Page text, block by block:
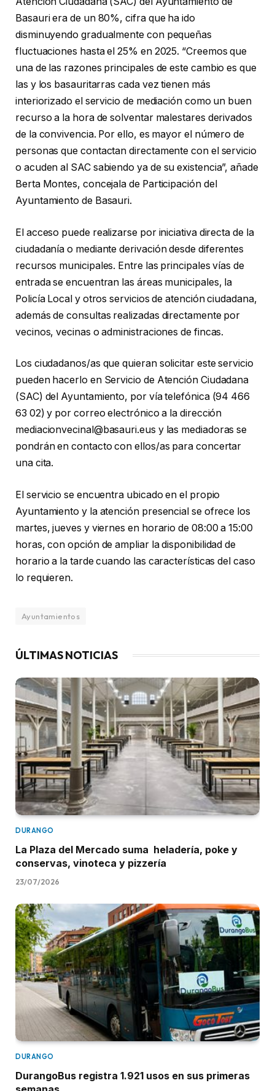
Basauri era de un 80%, cifra que ha ido
disminuyendo gradualmente con pequeñas
fluctuaciones hasta el 25% en 2025. “Creemos que
una de las razones principales de este cambio es que
las y los basauritarras cada vez tienen más
interiorizado el servicio de mediación como un buen
recurso a la hora de solventar malestares derivados
de la convivencia. Por ello, es mayor el número de
personas que contactan directamente con el servicio
o acuden al SAC sabiendo ya de su existencia”, añade
Berta Montes, concejala de Participación del
Ayuntamiento de Basauri.
El acceso puede realizarse por iniciativa directa de la
ciudadanía o mediante derivación desde diferentes
recursos municipales. Entre las principales vías de
entrada se encuentran las áreas municipales, la
Policía Local y otros servicios de atención ciudadana,
además de consultas realizadas directamente por
vecinos, vecinas o administraciones de fincas.
Los ciudadanos/as que quieran solicitar este servicio
pueden hacerlo en Servicio de Atención Ciudadana
(SAC) del Ayuntamiento, por vía telefónica (94 466
63 02) y por correo electrónico a la dirección
mediacionvecinal@basauri.eus y las mediadoras se
pondrán en contacto con ellos/as para concertar
una cita.
El servicio se encuentra ubicado en el propio
Ayuntamiento y la atención presencial se ofrece los
martes, jueves y viernes en horario de 08:00 a 15:00
horas, con opción de ampliar la disponibilidad de
horario a la tarde cuando las características del caso
lo requieren.
Ayuntamientos
ÚLTIMAS NOTICIAS
DURANGO
La Plaza del Mercado suma heladería, poke y
conservas, vinoteca y pizzería
23/07/2026
DURANGO
DurangoBus registra 1.921 usos en sus primeras